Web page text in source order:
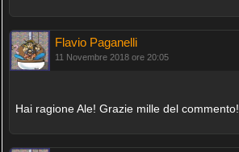
Flavio Paganelli
11 Novembre 2018 ore 20:05
Hai ragione Ale! Grazie mille del commento!